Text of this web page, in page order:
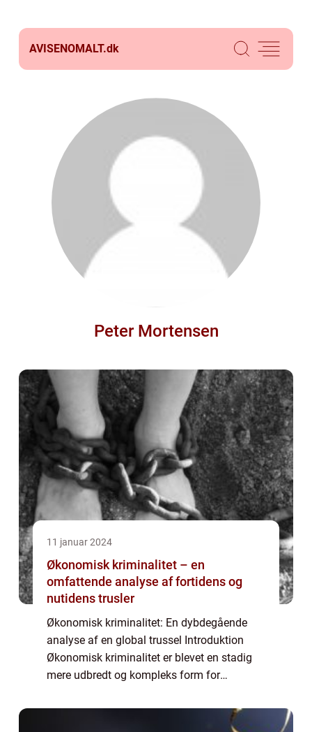
AVISENOMALT.dk
Peter Mortensen
11 januar 2024
Økonomisk kriminalitet – en
omfattende analyse af fortidens og
nutidens trusler
Økonomisk kriminalitet: En dybdegående
analyse af en global trussel Introduktion
Økonomisk kriminalitet er blevet en stadig
mere udbredt og kompleks form for
for kriminalitet involverer alle typer af svig...